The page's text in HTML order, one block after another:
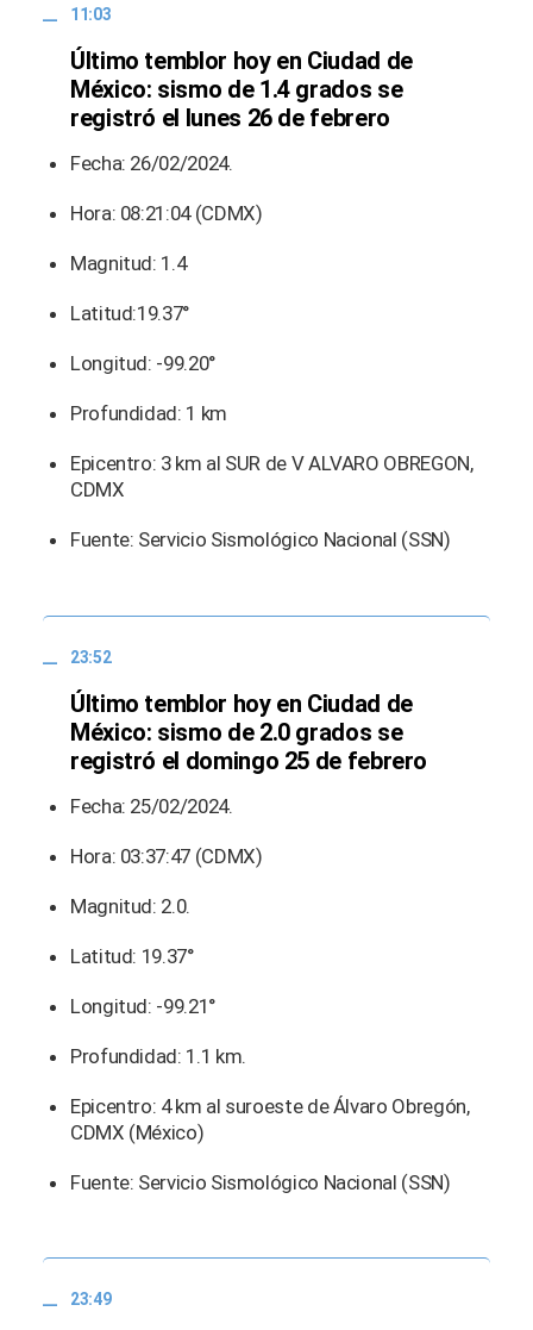
11:03
Último temblor hoy en Ciudad de
México: sismo de 1.4 grados se
registró el lunes 26 de febrero
Fecha: 26/02/2024.
Hora: 08:21:04 (CDMX)
Magnitud: 1.4
Latitud:19.37°
Longitud: -99.20°
Profundidad: 1 km
Epicentro: 3 km al SUR de V ALVARO OBREGON,
CDMX
Fuente: Servicio Sismológico Nacional (SSN)
23:52
Último temblor hoy en Ciudad de
México: sismo de 2.0 grados se
registró el domingo 25 de febrero
Fecha: 25/02/2024.
Hora: 03:37:47 (CDMX)
Magnitud: 2.0.
Latitud: 19.37°
Longitud: -99.21°
Profundidad: 1.1 km.
Epicentro: 4 km al suroeste de Álvaro Obregón,
CDMX (México)
Fuente: Servicio Sismológico Nacional (SSN)
23:49